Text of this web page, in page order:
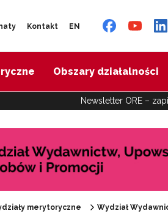
Kontakt EN
Obszary działalności
Newsletter ORE –
informacyjne ORE"
merytoryczne Wydział